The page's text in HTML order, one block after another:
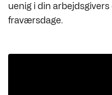
uenig i din
fraværsdage.